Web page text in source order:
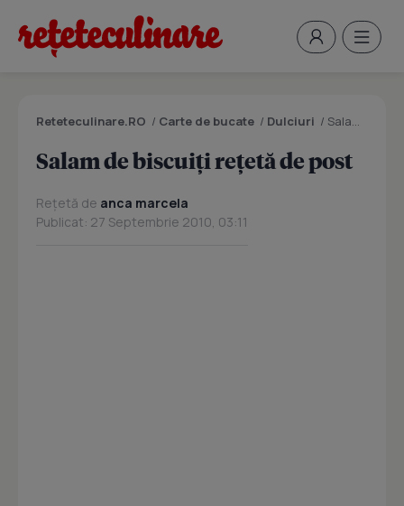
Reteteculinare.RO / Carte de bucate / Dulciuri / Salam de biscuiţi reţetă de post
Salam de biscuiţi reţetă de post
Rețetă de anca marcela
Publicat: 27 Septembrie 2010, 03:11